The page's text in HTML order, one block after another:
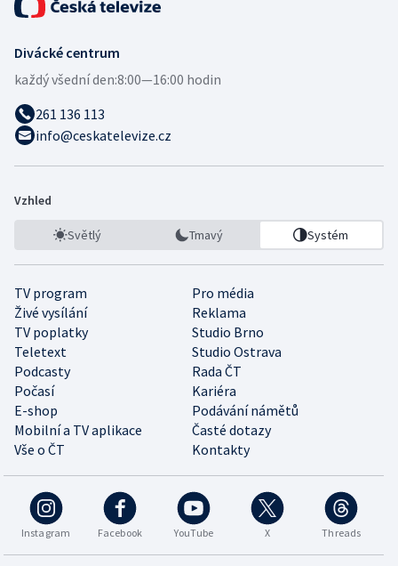
Divácké centrum
každý všední den:8:00—16:00 hodin
261 136 113
info@ceskatelevize.cz
Vzhled
Světlý Tmavý Systém
TV program
Pro média
Živé vysílání
Reklama
TV poplatky
Studio Brno
Teletext
Studio Ostrava
Podcasty
Rada ČT
Počasí
Kariéra
E-shop
Podávání námětů
Mobilní a TV aplikace
Časté dotazy
Vše o ČT
Kontakty
Instagram Facebook YouTube X Threads